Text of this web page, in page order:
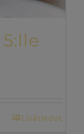
Lisätiedot